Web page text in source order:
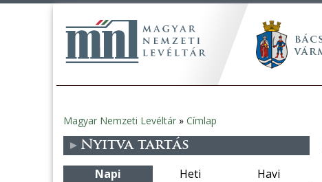
Jelenlegi
hely
Magyar Nemzeti Levéltár » Címlap
Nyitva tartás
Napi Heti Havi